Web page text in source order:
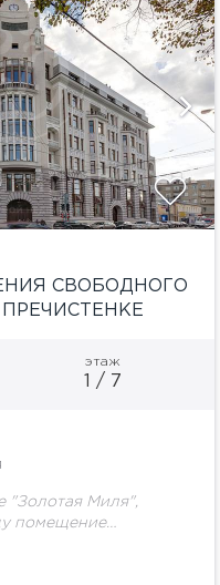
СВОБОДНОГО
этаж
1 / 7
"Золотая Миля",
помещение
ещё 5 фотографий